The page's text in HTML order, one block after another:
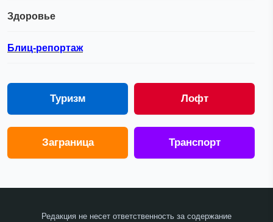
Здоровье
Блиц-репортаж
Туризм Лофт
Заграница Транспорт
Редакция не несет ответственность за содержание